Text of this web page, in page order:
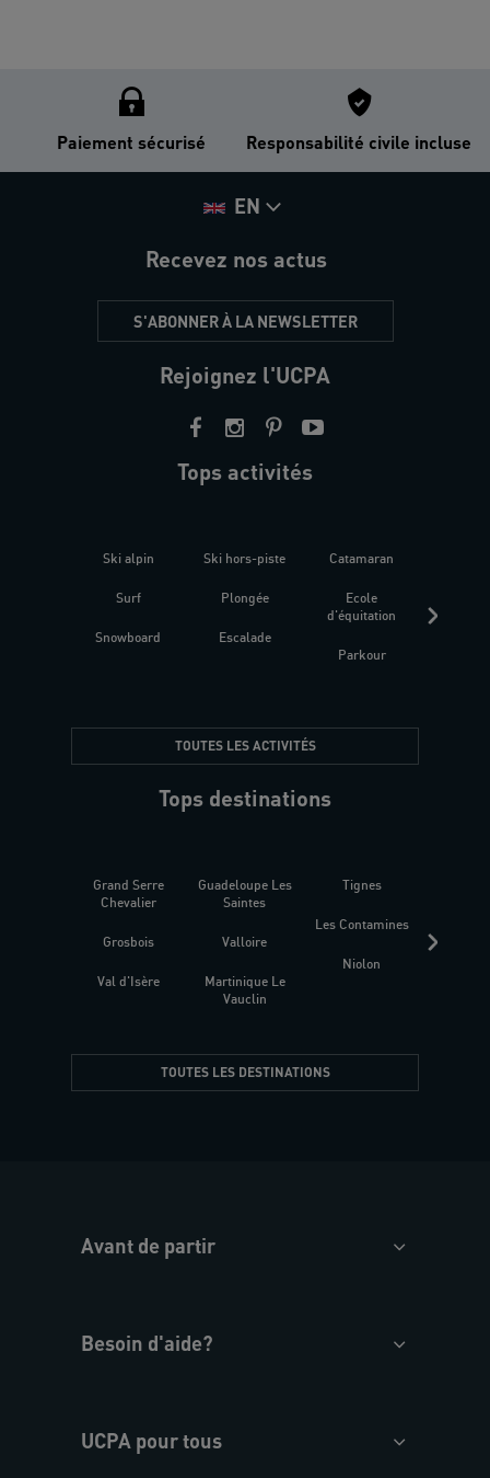
Paiement sécurisé Responsabilité civile incluse
EN
Recevez nos actus
S'ABONNER À LA NEWSLETTER
Rejoignez l'UCPA
Tops activités
Ski alpin
Surf
Snowboard
Ski hors-piste
Plongée
Escalade
Catamaran
Ecole
d'équitation
Parkour
TOUTES LES ACTIVITÉS
Tops destinations
Grand Serre
Chevalier
Grosbois
Val d'Isère
Guadeloupe Les
Saintes
Valloire
Martinique Le
Vauclin
Tignes
Les Contamines
Niolon
TOUTES LES DESTINATIONS
Avant de partir
Besoin d'aide?
UCPA pour tous